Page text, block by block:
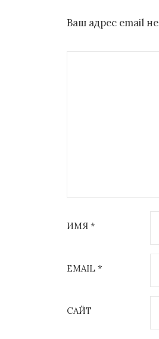
Ваш адрес email
ИМЯ *
EMAIL *
САЙТ